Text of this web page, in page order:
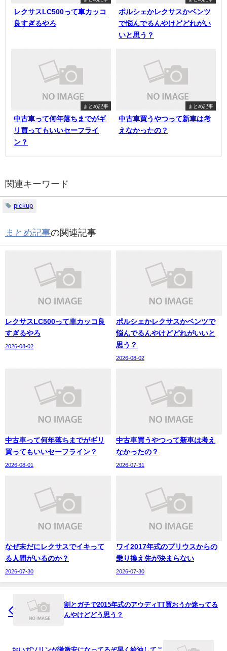
レクサスLC500って車カッコ
良すぎるやろ
ポルシェかレクサスかベンツ
で悩んでるんやけどどれがい
いと思う？
まとめ記事
中古車って何年落ちまでがギ
リ買ってもいいセーフライ
ン？
まとめ記事
中古車買うやつって新車は考
えなかったの？
関連キーワード
pickup
まとめ記事の関連記事
レクサスLC500って車カッコ良
すぎるやろ
2026-08-02
ポルシェかレクサスかベンツで
悩んでるんやけどどれがいいと
思う？
2026-08-02
中古車って何年落ちまでがギリ
買ってもいいセーフライン？
2026-08-01
中古車買うやつって新車は考え
なかったの？
2026-07-31
なぜ未だにレクサスでイキって
る人間がいるのか？
2026-07-30
ワイ2017年式のプリウスからの
乗り換え先が決まらない
2026-07-30
割とガチで2015年式のアウディTT買おうか迷ってる
んやけどどう思う？